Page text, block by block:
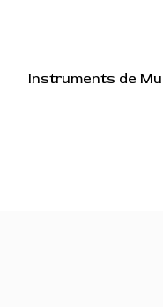
Instruments de